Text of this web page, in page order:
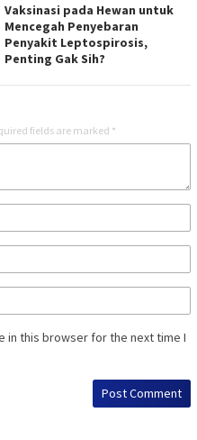
Vaksinasi pada Hewan untuk
Mencegah Penyebaran
Penyakit Leptospirosis,
Penting Gak Sih?
fields are marked *
in this browser for the next time I